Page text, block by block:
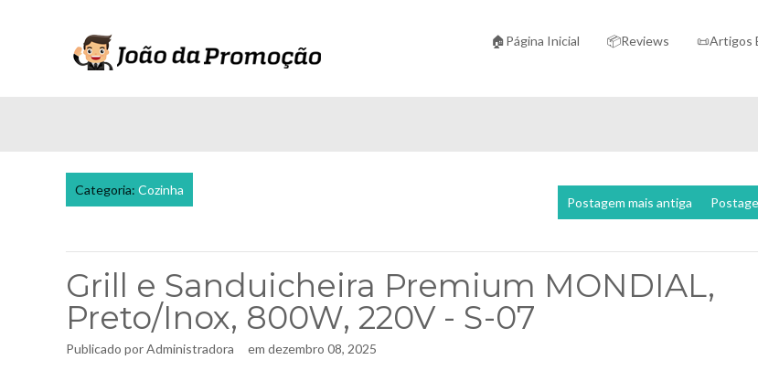
🏠Página Inicial 📦Reviews 📜Artigos
Categoria: Cozinha
Postagem mais antiga
Grill e Sanduicheira Premium MONDIAL,
Preto/Inox, 800W, 220V - S-07
Publicado porAdministradora em dezembro 08, 2025